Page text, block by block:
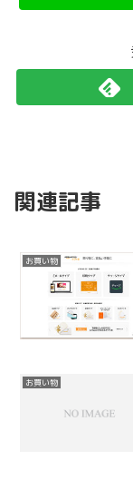
関連記事
お買い物
お買い物